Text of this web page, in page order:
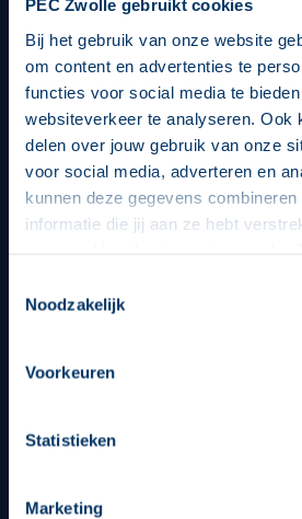
PEC Zwolle gebruikt cookies
Bij het gebruik van onze website
om content en advertenties te
functies voor social media te
websiteverkeer te analyseren. Ook
delen over jouw gebruik van onze
voor social media, adverteren en
kunnen deze gegevens
informatie die jij aan ze hebt
op een veilige en integere wijze. Je
beheren op de privacy- en
Noodzakelijk
Voorkeuren
Statistieken
Marketing